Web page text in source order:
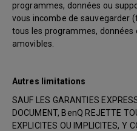
programmes, données ou
vous incombe de sauvegarder
tous les programmes, données
amovibles.
Autres limitations
SAUF LES GARANTIES
DOCUMENT, BenQ REJETTE
EXPLICITES OU IMPLICITES, Y